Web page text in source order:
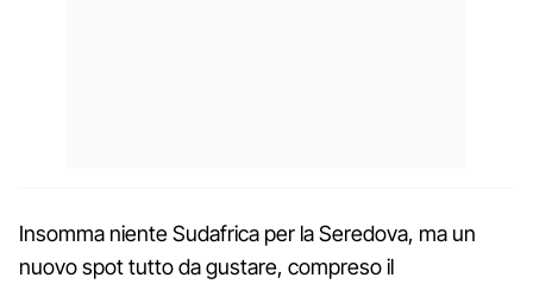
Insomma niente Sudafrica per la Seredova, ma un
nuovo spot tutto da gustare, compreso il